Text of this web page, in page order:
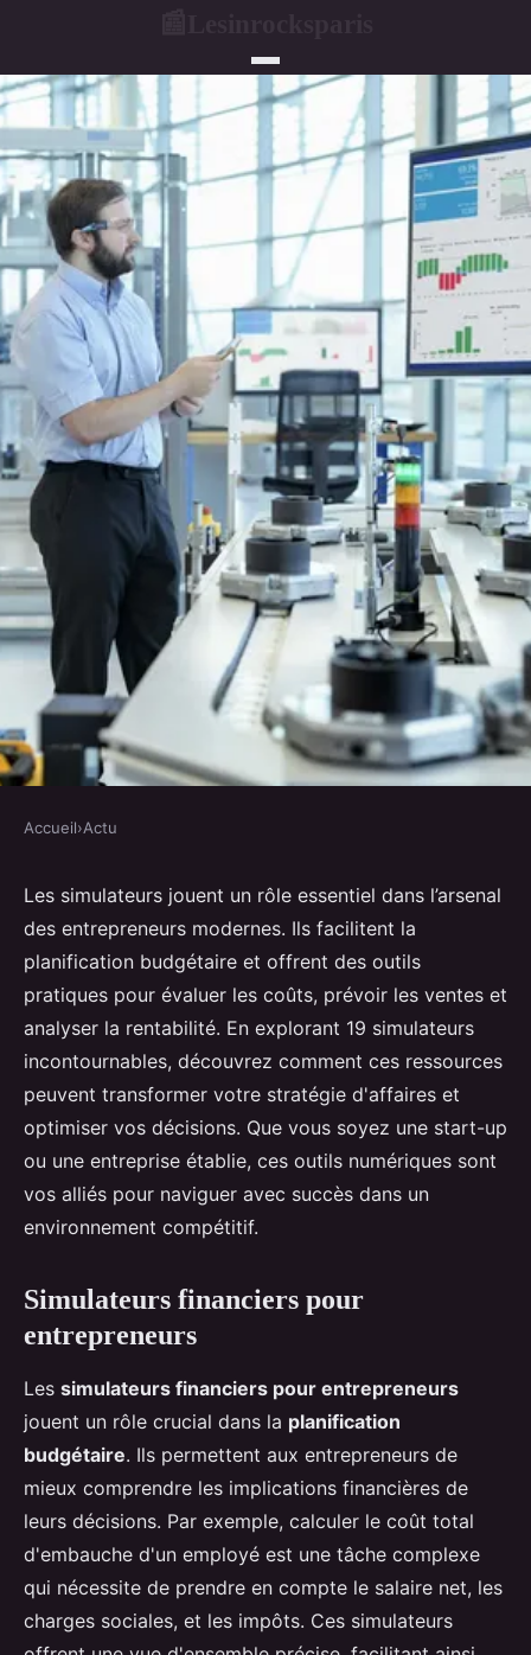
19 simulateurs incontournables
pour les entrepreneurs modernes
Léa•2 octobre 2024•5 min de lecture
Accueil›Actu
Les simulateurs jouent un rôle essentiel dans l’arsenal
des entrepreneurs modernes. Ils facilitent la
planification budgétaire et offrent des outils
pratiques pour évaluer les coûts, prévoir les ventes et
analyser la rentabilité. En explorant 19 simulateurs
incontournables, découvrez comment ces ressources
peuvent transformer votre stratégie d'affaires et
optimiser vos décisions. Que vous soyez une start-up
ou une entreprise établie, ces outils numériques sont
vos alliés pour naviguer avec succès dans un
environnement compétitif.
Simulateurs financiers pour
entrepreneurs
Les simulateurs financiers pour entrepreneurs
jouent un rôle crucial dans la planification
budgétaire. Ils permettent aux entrepreneurs de
mieux comprendre les implications financières de
leurs décisions. Par exemple, calculer le coût total
d'embauche d'un employé est une tâche complexe
qui nécessite de prendre en compte le salaire net, les
charges sociales, et les impôts. Ces simulateurs